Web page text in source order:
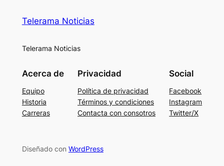
Telerama Noticias
Telerama Noticias
Acerca de
Equipo
Historia
Carreras
Privacidad
Política de privacidad
Términos y condiciones
Contacta con consotros
Social
Facebook
Instagram
Twitter/X
Diseñado con WordPress